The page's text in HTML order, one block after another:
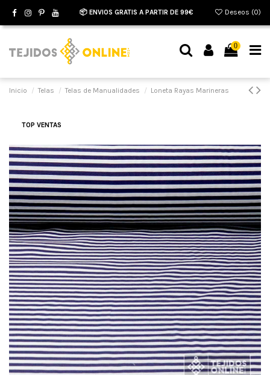
📦 ENVIOS GRATIS A PARTIR DE 99€ Deseos (0)
0
Inicio Telas Telas de Manualidades Loneta Rayas Marineras
TOP VENTAS